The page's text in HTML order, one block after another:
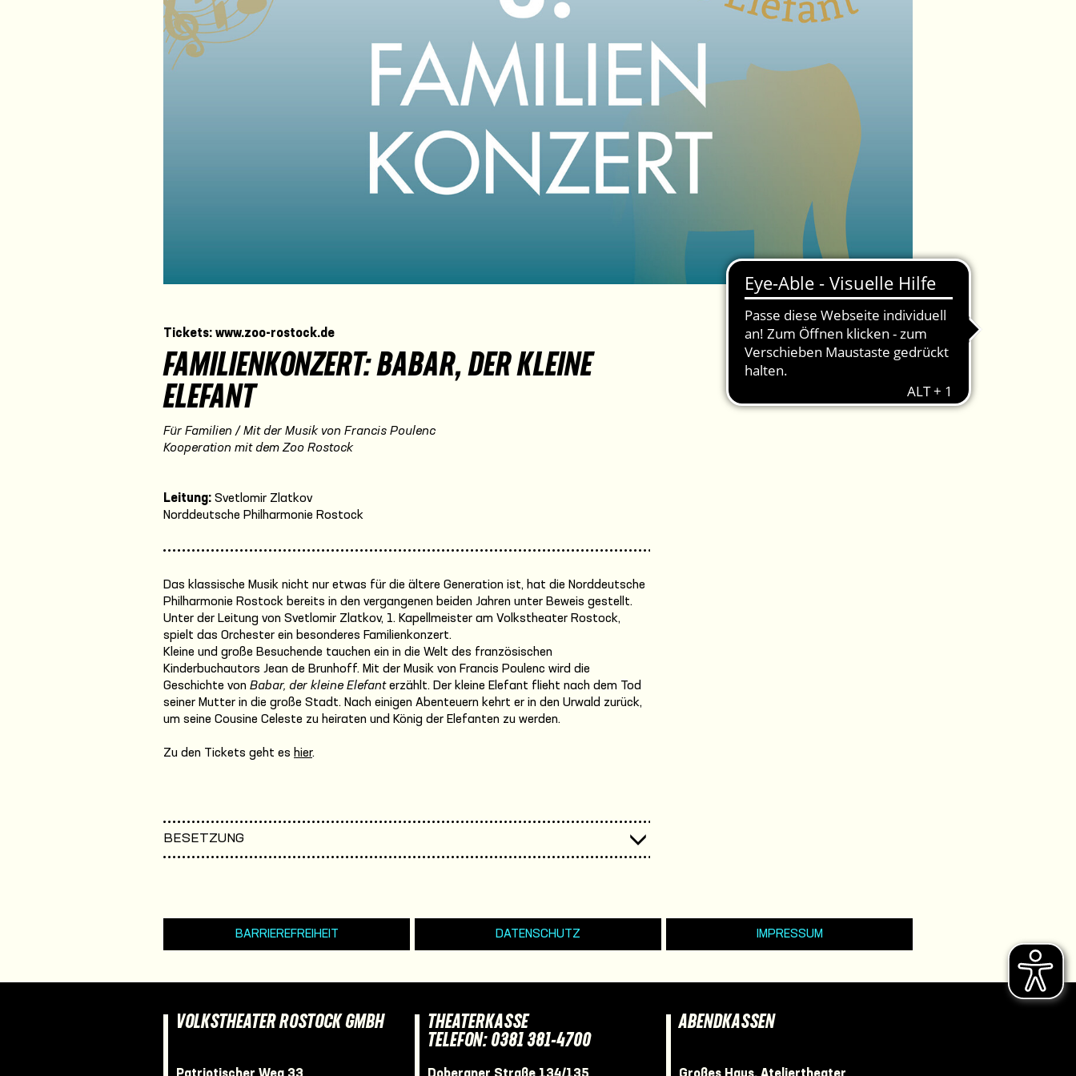
Tickets: www.zoo-rostock.de
FAMILIENKONZERT: BABAR, DER KLEINE
ELEFANT
Für Familien / Mit der Musik von Francis Poulenc
Kooperation mit dem Zoo Rostock
Leitung: Svetlomir Zlatkov
Norddeutsche Philharmonie Rostock
Das klassische Musik nicht nur etwas für die ältere Generation ist, hat die Norddeutsche
Philharmonie Rostock bereits in den vergangenen beiden Jahren unter Beweis gestellt.
Unter der Leitung von Svetlomir Zlatkov, 1. Kapellmeister am Volkstheater Rostock,
spielt das Orchester ein besonderes Familienkonzert.
Kleine und große Besuchende tauchen ein in die Welt des französischen
Kinderbuchautors Jean de Brunhoff. Mit der Musik von Francis Poulenc wird die
Geschichte von Babar, der kleine Elefanterzählt. Der kleine Elefant flieht nach dem Tod
seiner Mutter in die große Stadt. Nach einigen Abenteuern kehrt er in den Urwald zurück,
um seine Cousine Celeste zu heiraten und König der Elefanten zu werden.
Zu den Tickets geht es hier.
BESETZUNG
BARRIEREFREIHEIT DATENSCHUTZ IMPRESSUM
VOLKSTHEATER ROSTOCK GMBH
THEATERKASSE
TELEFON: 0381 381-4700
ABENDKASSEN